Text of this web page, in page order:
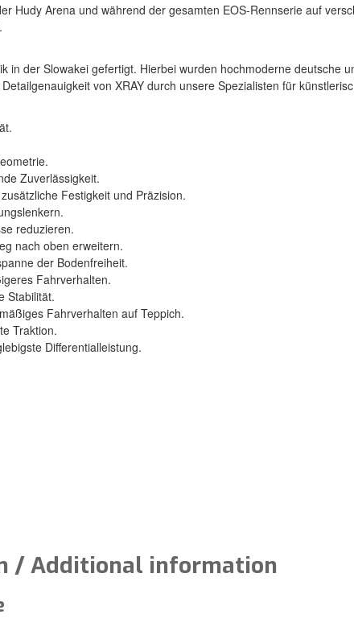
Hudy Arena und während der gesamten EOS-Rennserie auf
in der Slowakei gefertigt. Hierbei wurden hochmoderne deutsche
von XRAY durch unsere Spezialisten für
Zuverlässigkeit.
Festigkeit und Präzision.
reduzieren.
nach oben erweitern.
der Bodenfreiheit.
Fahrverhalten.
Stabilität.
Fahrverhalten auf Teppich.
Traktion.
Differentialleistung.
/ Additional information